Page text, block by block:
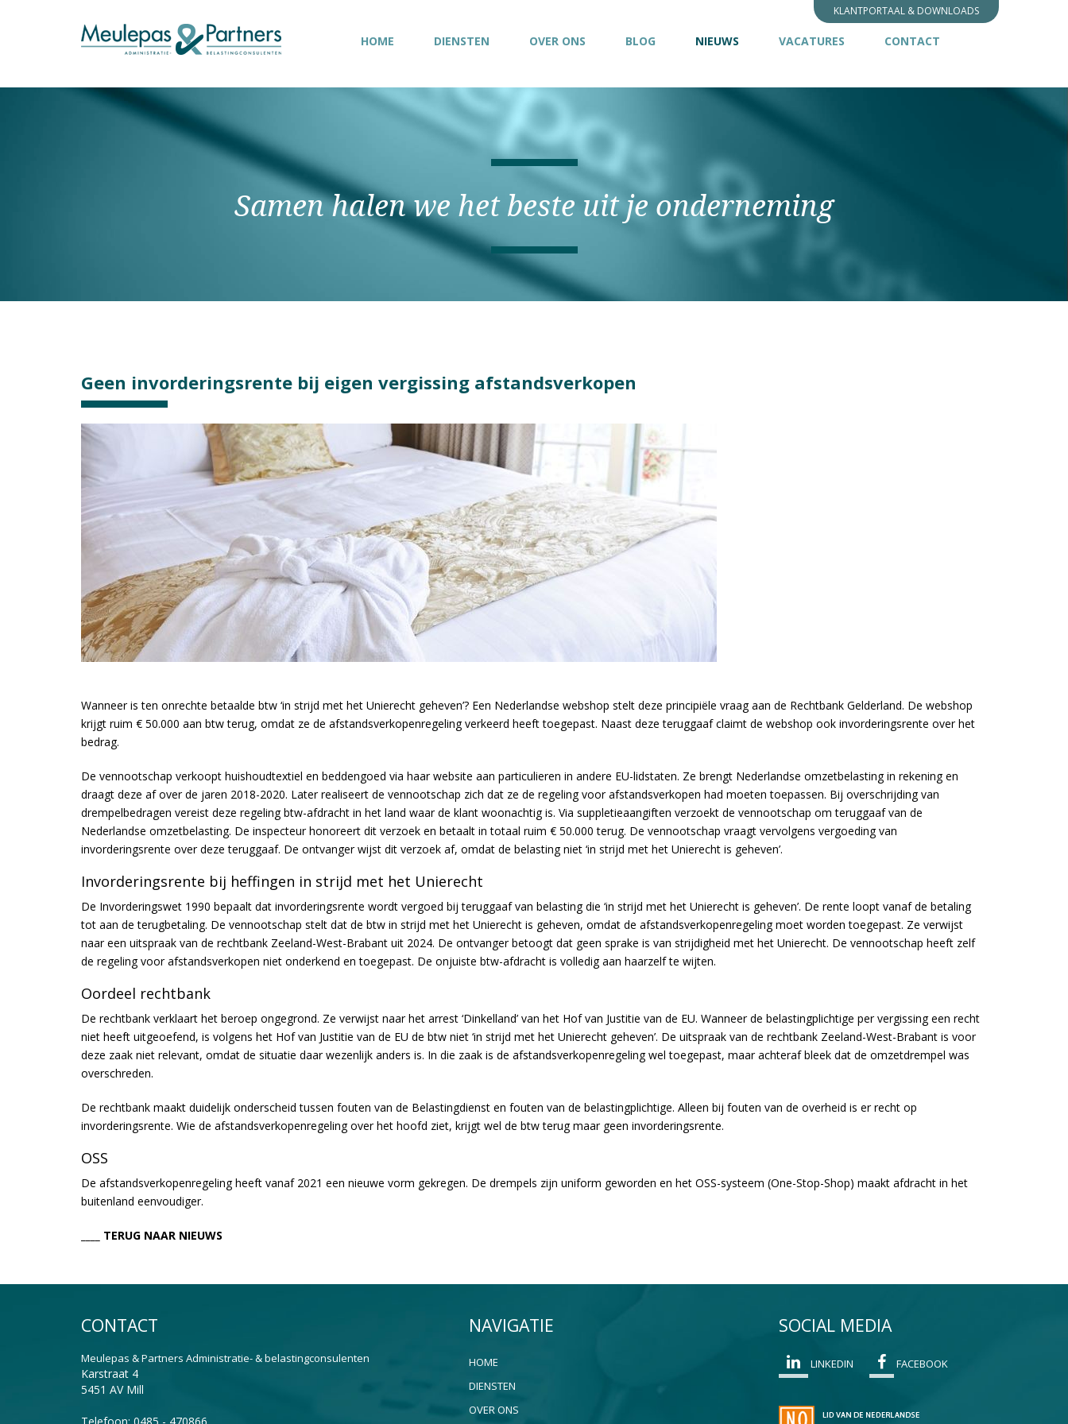
HOME DIENSTEN OVER ONS BLOG NIEUWS (CURRENT)VACATURES CONTACT
KLANTPORTAAL & DOWNLOADS
Samen halen we het beste uit je onderneming
Geen invorderingsrente bij eigen vergissing afstandsverkopen
Wanneer is ten onrechte betaalde btw ‘in strijd met het Unierecht geheven’? Een Nederlandse webshop stelt deze principiële vraag aan de Rechtbank Gelderland. De webshop
krijgt ruim € 50.000 aan btw terug, omdat ze de afstandsverkopenregeling verkeerd heeft toegepast. Naast deze teruggaaf claimt de webshop ook invorderingsrente over het
bedrag.
De vennootschap verkoopt huishoudtextiel en beddengoed via haar website aan particulieren in andere EU-lidstaten. Ze brengt Nederlandse omzetbelasting in rekening en
draagt deze af over de jaren 2018-2020. Later realiseert de vennootschap zich dat ze de regeling voor afstandsverkopen had moeten toepassen. Bij overschrijding van
drempelbedragen vereist deze regeling btw-afdracht in het land waar de klant woonachtig is. Via suppletieaangiften verzoekt de vennootschap om teruggaaf van de
Nederlandse omzetbelasting. De inspecteur honoreert dit verzoek en betaalt in totaal ruim € 50.000 terug. De vennootschap vraagt vervolgens vergoeding van
invorderingsrente over deze teruggaaf. De ontvanger wijst dit verzoek af, omdat de belasting niet ‘in strijd met het Unierecht is geheven’.
Invorderingsrente bij heffingen in strijd met het Unierecht
De Invorderingswet 1990 bepaalt dat invorderingsrente wordt vergoed bij teruggaaf van belasting die ‘in strijd met het Unierecht is geheven’. De rente loopt vanaf de betaling
tot aan de terugbetaling. De vennootschap stelt dat de btw in strijd met het Unierecht is geheven, omdat de afstandsverkopenregeling moet worden toegepast. Ze verwijst
naar een uitspraak van de rechtbank Zeeland-West-Brabant uit 2024. De ontvanger betoogt dat geen sprake is van strijdigheid met het Unierecht. De vennootschap heeft zelf
de regeling voor afstandsverkopen niet onderkend en toegepast. De onjuiste btw-afdracht is volledig aan haarzelf te wijten.
Oordeel rechtbank
De rechtbank verklaart het beroep ongegrond. Ze verwijst naar het arrest ‘Dinkelland’ van het Hof van Justitie van de EU. Wanneer de belastingplichtige per vergissing een recht
niet heeft uitgeoefend, is volgens het Hof van Justitie van de EU de btw niet ‘in strijd met het Unierecht geheven’. De uitspraak van de rechtbank Zeeland-West-Brabant is voor
deze zaak niet relevant, omdat de situatie daar wezenlijk anders is. In die zaak is de afstandsverkopenregeling wel toegepast, maar achteraf bleek dat de omzetdrempel was
overschreden.
De rechtbank maakt duidelijk onderscheid tussen fouten van de Belastingdienst en fouten van de belastingplichtige. Alleen bij fouten van de overheid is er recht op
invorderingsrente. Wie de afstandsverkopenregeling over het hoofd ziet, krijgt wel de btw terug maar geen invorderingsrente.
OSS
De afstandsverkopenregeling heeft vanaf 2021 een nieuwe vorm gekregen. De drempels zijn uniform geworden en het OSS-systeem (One-Stop-Shop) maakt afdracht in het
buitenland eenvoudiger.
____ TERUG NAAR NIEUWS
CONTACT
Meulepas & Partners Administratie- & belastingconsulenten
Karstraat 4
5451 AV Mill
NAVIGATIE
HOME
DIENSTEN
OVER ONS
SOCIAL MEDIA
LINKEDIN FACEBOOK